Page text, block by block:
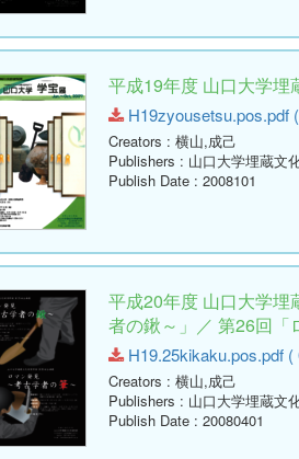
平成19年度 山口大学
H19zyousetsu.pos.pdf
Creators : 横山,成己
Publishers : 山口大学埋蔵文
Publish Date : 2008101
平成20年度 山口大学
者の鍬～」／ 第26回「
H19.25kikaku.pos.pdf (
Creators : 横山,成己
Publishers : 山口大学埋蔵文
Publish Date : 20080401